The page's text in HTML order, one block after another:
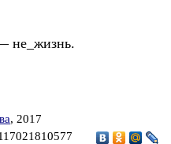
, 2017